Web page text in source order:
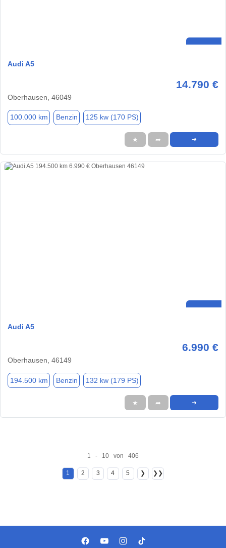
Audi A5
14.790 €
Oberhausen, 46049
100.000 km Benzin 125 kw (170 PS)
★ ➦ ➜
Audi A5
6.990 €
Oberhausen, 46149
194.500 km Benzin 132 kw (179 PS)
★ ➦ ➜
1 - 10 von 406
1 2 3 4 5 ❯ ❯❯